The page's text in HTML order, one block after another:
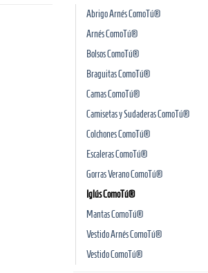
Abrigo Arnés ComoTú®
Arnés ComoTú®
Bolsos ComoTú®
Braguitas ComoTú®
Camas ComoTú®
Camisetas y Sudaderas ComoTú®
Colchones ComoTú®
Escaleras ComoTú®
Gorras Verano ComoTú®
Iglús ComoTú®
Mantas ComoTú®
Vestido Arnés ComoTú®
Vestido ComoTú®